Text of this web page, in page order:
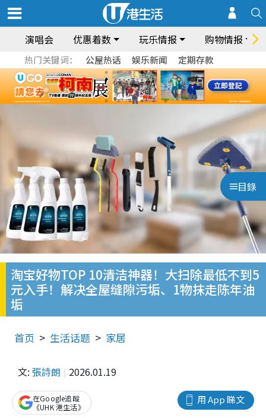
演唱会 优惠着数 玩乐情报 购物情报
热门关键词： 公屋热话 娱乐新闻 定期存款
目錄
淘宝好物TOP 10清洁神器！大扫除最低不到5
元入手！解决全屋缝隙污垢、1物抹走陈年油
垢
首页 生活话题 家居
文: 張詩朗 2026.01.19
用 App 睇文
在Google追蹤
《UHK 港生活》